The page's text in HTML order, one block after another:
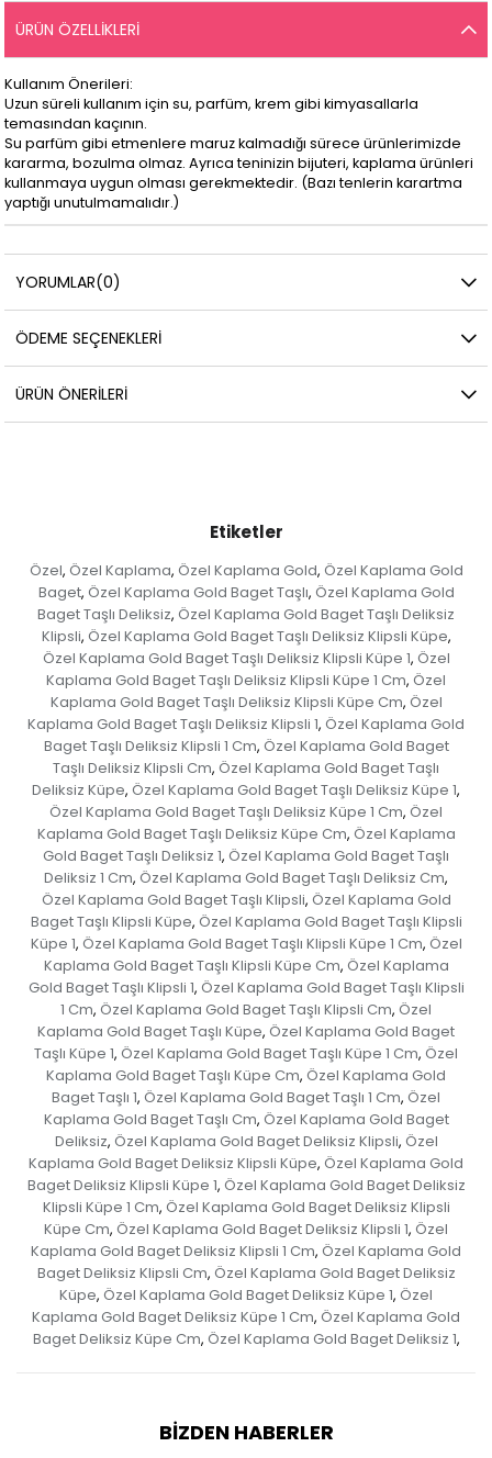
ÜRÜN ÖZELLIKLERI
Kullanım Önerileri:
Uzun süreli kullanım için su, parfüm, krem gibi kimyasallarla
temasından kaçının.
Su parfüm gibi etmenlere maruz kalmadığı sürece ürünlerimizde
kararma, bozulma olmaz. Ayrıca teninizin bijuteri, kaplama ürünleri
kullanmaya uygun olması gerekmektedir. (Bazı tenlerin karartma
yaptığı unutulmamalıdır.)
YORUMLAR(0)
ÖDEME SEÇENEKLERI
ÜRÜN ÖNERILERI
Etiketler
Özel, Özel Kaplama, Özel Kaplama Gold, Özel Kaplama Gold
Baget, Özel Kaplama Gold Baget Taşlı, Özel Kaplama Gold
Baget Taşlı Deliksiz, Özel Kaplama Gold Baget Taşlı Deliksiz
Klipsli, Özel Kaplama Gold Baget Taşlı Deliksiz Klipsli Küpe,
Özel Kaplama Gold Baget Taşlı Deliksiz Klipsli Küpe 1, Özel
Kaplama Gold Baget Taşlı Deliksiz Klipsli Küpe 1 Cm, Özel
Kaplama Gold Baget Taşlı Deliksiz Klipsli Küpe Cm, Özel
Kaplama Gold Baget Taşlı Deliksiz Klipsli 1, Özel Kaplama Gold
Baget Taşlı Deliksiz Klipsli 1 Cm, Özel Kaplama Gold Baget
Taşlı Deliksiz Klipsli Cm, Özel Kaplama Gold Baget Taşlı
Deliksiz Küpe, Özel Kaplama Gold Baget Taşlı Deliksiz Küpe 1,
Özel Kaplama Gold Baget Taşlı Deliksiz Küpe 1 Cm, Özel
Kaplama Gold Baget Taşlı Deliksiz Küpe Cm, Özel Kaplama
Gold Baget Taşlı Deliksiz 1, Özel Kaplama Gold Baget Taşlı
Deliksiz 1 Cm, Özel Kaplama Gold Baget Taşlı Deliksiz Cm,
Özel Kaplama Gold Baget Taşlı Klipsli, Özel Kaplama Gold
Baget Taşlı Klipsli Küpe, Özel Kaplama Gold Baget Taşlı Klipsli
Küpe 1, Özel Kaplama Gold Baget Taşlı Klipsli Küpe 1 Cm, Özel
Kaplama Gold Baget Taşlı Klipsli Küpe Cm, Özel Kaplama
Gold Baget Taşlı Klipsli 1, Özel Kaplama Gold Baget Taşlı Klipsli
1 Cm, Özel Kaplama Gold Baget Taşlı Klipsli Cm, Özel
Kaplama Gold Baget Taşlı Küpe, Özel Kaplama Gold Baget
Taşlı Küpe 1, Özel Kaplama Gold Baget Taşlı Küpe 1 Cm, Özel
Kaplama Gold Baget Taşlı Küpe Cm, Özel Kaplama Gold
Baget Taşlı 1, Özel Kaplama Gold Baget Taşlı 1 Cm, Özel
Kaplama Gold Baget Taşlı Cm, Özel Kaplama Gold Baget
Deliksiz, Özel Kaplama Gold Baget Deliksiz Klipsli, Özel
Kaplama Gold Baget Deliksiz Klipsli Küpe, Özel Kaplama Gold
Baget Deliksiz Klipsli Küpe 1, Özel Kaplama Gold Baget Deliksiz
Klipsli Küpe 1 Cm, Özel Kaplama Gold Baget Deliksiz Klipsli
Küpe Cm, Özel Kaplama Gold Baget Deliksiz Klipsli 1, Özel
Kaplama Gold Baget Deliksiz Klipsli 1 Cm, Özel Kaplama Gold
Baget Deliksiz Klipsli Cm, Özel Kaplama Gold Baget Deliksiz
Küpe, Özel Kaplama Gold Baget Deliksiz Küpe 1, Özel
Kaplama Gold Baget Deliksiz Küpe 1 Cm, Özel Kaplama Gold
Baget Deliksiz Küpe Cm, Özel Kaplama Gold Baget Deliksiz 1,
BIZDEN HABERLER